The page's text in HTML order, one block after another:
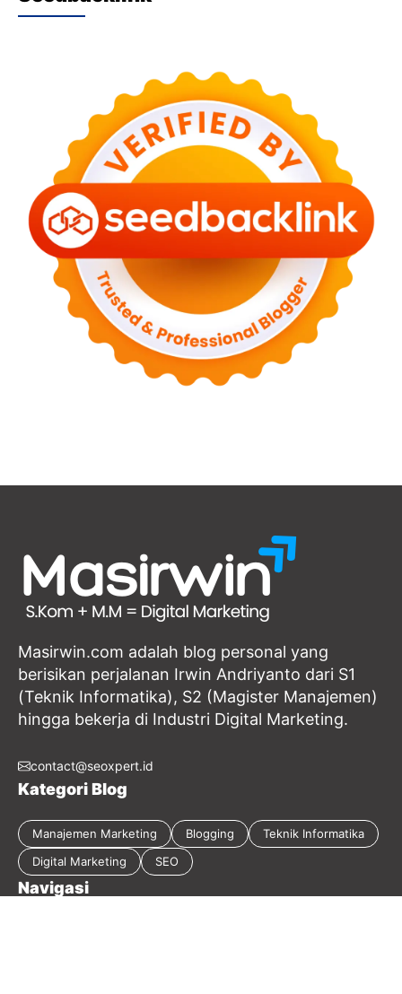
Masirwin.com adalah blog personal yang
berisikan perjalanan Irwin Andriyanto dari S1
(Teknik Informatika), S2 (Magister Manajemen)
hingga bekerja di Industri Digital Marketing.
contact@seoxpert.id
Kategori Blog
Manajemen Marketing Blogging
Teknik Informatika
Digital Marketing
SEO
Navigasi